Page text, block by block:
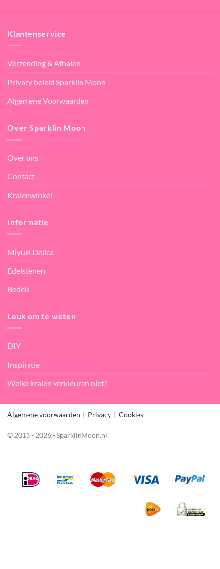
Klantenservice
Verzending & Afhalen
Privacy beleid Sparklin Moon
Algemene Voorwaarden
Over Sparklin Moon
Over ons
Contact
Kralenwinkel
Informatie
Miyuki Delica
Edelstenen
Bedels
Leuk om te weten
DIY
Inspiratie
Welke kralen verkleuren niet?
Algemene voorwaarden | Privacy | Cookies
© 2013 - 2026 - SparklinMoon.nl